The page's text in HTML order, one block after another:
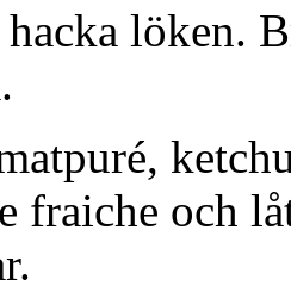
hacka löken.
fraiche och